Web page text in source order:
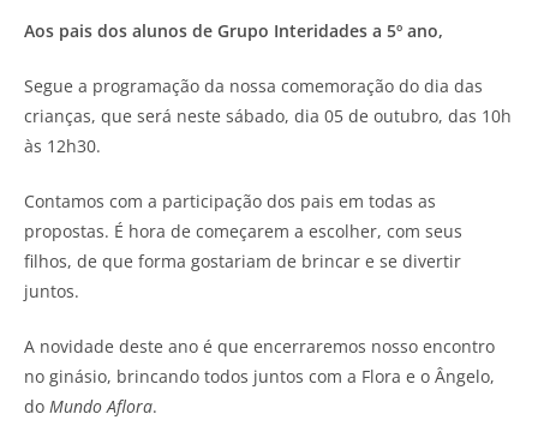
Aos pais dos alunos de Grupo Interidades a 5º ano,
Segue a programação da nossa comemoração do dia das
crianças, que será neste sábado, dia 05 de outubro, das 10h
às 12h30.
Contamos com a participação dos pais em todas as
propostas. É hora de começarem a escolher, com seus
filhos, de que forma gostariam de brincar e se divertir
juntos.
A novidade deste ano é que encerraremos nosso encontro
no ginásio, brincando todos juntos com a Flora e o Ângelo,
do Mundo Aflora.